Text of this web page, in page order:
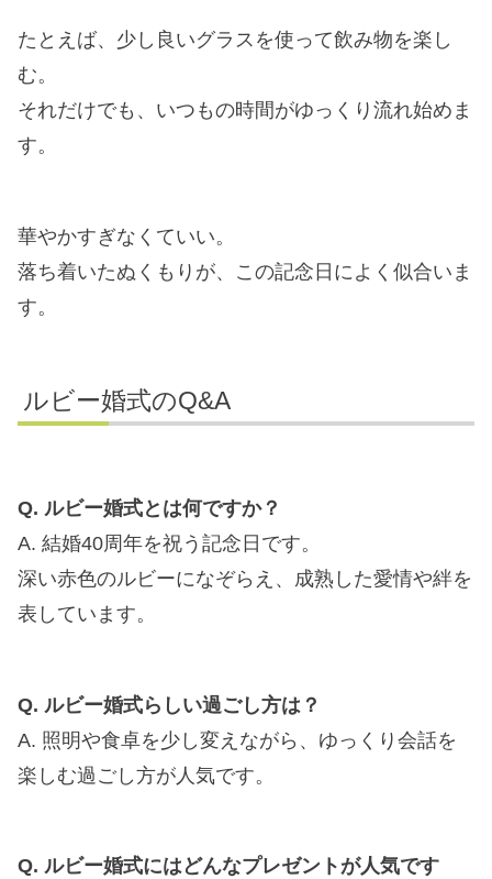
たとえば、少し良いグラスを使って飲み物を楽し
む。
それだけでも、いつもの時間がゆっくり流れ始めま
す。
華やかすぎなくていい。
落ち着いたぬくもりが、この記念日によく似合いま
す。
ルビー婚式のQ&A
Q. ルビー婚式とは何ですか？
A. 結婚40周年を祝う記念日です。
深い赤色のルビーになぞらえ、成熟した愛情や絆を
表しています。
Q. ルビー婚式らしい過ごし方は？
A. 照明や食卓を少し変えながら、ゆっくり会話を
楽しむ過ごし方が人気です。
Q. ルビー婚式にはどんなプレゼントが人気です